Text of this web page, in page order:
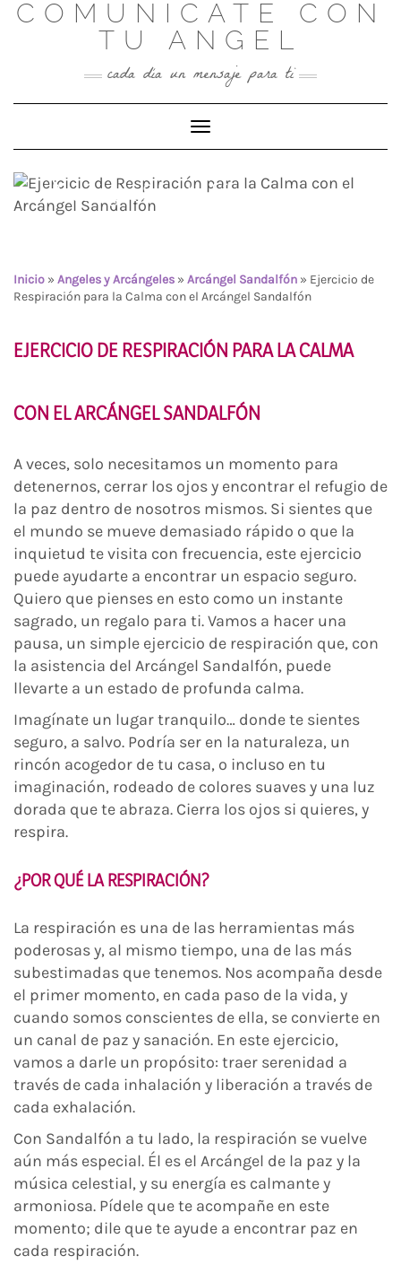
SkipCOMUNICATE CON
TU ANGEL
cada día un mensaje para ti
Toggle Navigation
Ejercicio de Respiración
para la Calma con el
Arcángel Sandalfón
Inicio » Angeles y Arcángeles » Arcángel Sandalfón » Ejercicio de
Respiración para la Calma con el Arcángel Sandalfón
EJERCICIO DE RESPIRACIÓN PARA LA CALMA
CON EL ARCÁNGEL SANDALFÓN
A veces, solo necesitamos un momento para
detenernos, cerrar los ojos y encontrar el refugio de
la paz dentro de nosotros mismos. Si sientes que
el mundo se mueve demasiado rápido o que la
inquietud te visita con frecuencia, este ejercicio
puede ayudarte a encontrar un espacio seguro.
Quiero que pienses en esto como un instante
sagrado, un regalo para ti. Vamos a hacer una
pausa, un simple ejercicio de respiración que, con
la asistencia del Arcángel Sandalfón, puede
llevarte a un estado de profunda calma.
Imagínate un lugar tranquilo… donde te sientes
seguro, a salvo. Podría ser en la naturaleza, un
rincón acogedor de tu casa, o incluso en tu
imaginación, rodeado de colores suaves y una luz
dorada que te abraza. Cierra los ojos si quieres, y
respira.
¿POR QUÉ LA RESPIRACIÓN?
La respiración es una de las herramientas más
poderosas y, al mismo tiempo, una de las más
subestimadas que tenemos. Nos acompaña desde
el primer momento, en cada paso de la vida, y
cuando somos conscientes de ella, se convierte en
un canal de paz y sanación. En este ejercicio,
vamos a darle un propósito: traer serenidad a
través de cada inhalación y liberación a través de
cada exhalación.
Con Sandalfón a tu lado, la respiración se vuelve
aún más especial. Él es el Arcángel de la paz y la
música celestial, y su energía es calmante y
armoniosa. Pídele que te acompañe en este
momento; dile que te ayude a encontrar paz en
cada respiración.